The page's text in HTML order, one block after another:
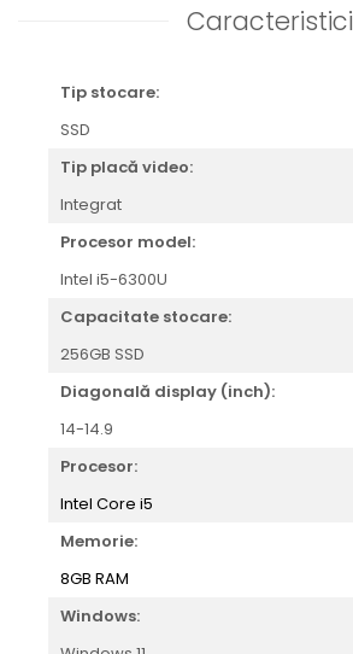
Caracteristici
Tip stocare:
SSD
Tip placă video:
Integrat
Procesor model:
Intel i5-6300U
Capacitate stocare:
256GB SSD
Diagonală display (inch):
14-14.9
Procesor:
Intel Core i5
Memorie:
8GB RAM
Windows: